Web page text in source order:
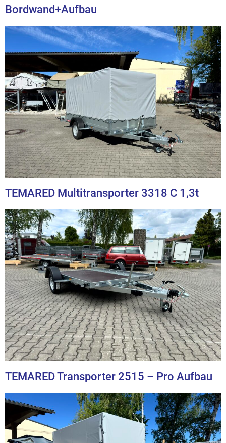
Bordwand+Aufbau
TEMARED Multitransporter 3318 C 1,3t
TEMARED Transporter 2515 – Pro Aufbau